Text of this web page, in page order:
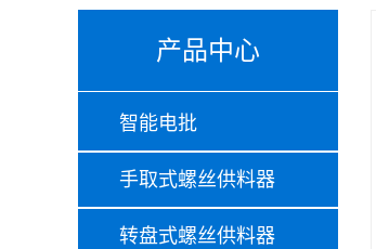
产品中心
智能电批
手取式螺丝供料器
转盘式螺丝供料器